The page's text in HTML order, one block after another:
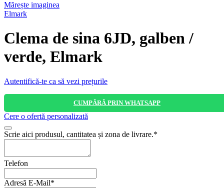
Mărește imaginea
Elmark
Clema de sina 6JD, galben /
verde, Elmark
Autentifică-te ca să vezi prețurile
CUMPĂRĂ PRIN WHATSAPP
Cere o ofertă personalizată
Website
Scrie aici produsul, cantitatea și zona de livrare.*
Telefon
Adresă E-Mail*